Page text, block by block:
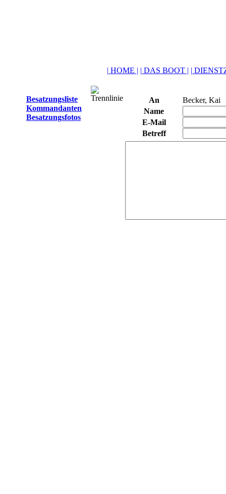
| HOME | | DAS BOOT | |
Besatzungsliste
Kommandanten
Besatzungsfotos
An
Becker, Kai
Name
E-Mail
Betreff